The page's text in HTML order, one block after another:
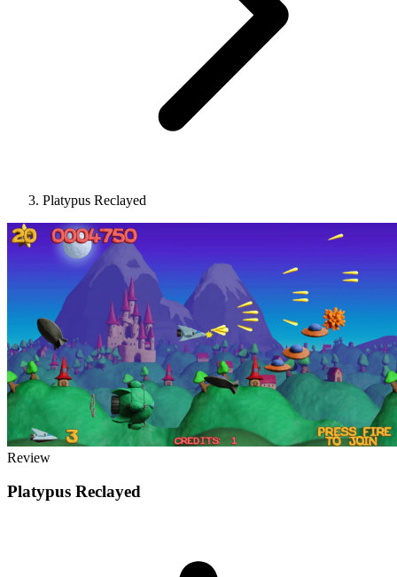
Platypus Reclayed
Review
Platypus Reclayed